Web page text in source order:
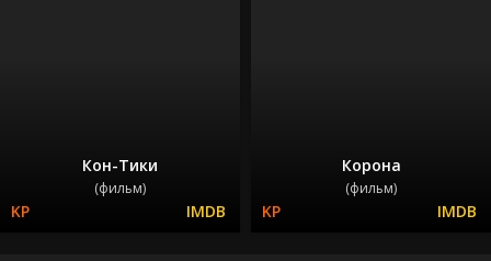
Кон-Тики
(фильм)
Корона
(фильм)